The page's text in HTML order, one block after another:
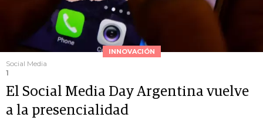
INNOVACIÓN
Social Media
1
El Social Media Day Argentina vuelve
a la presencialidad